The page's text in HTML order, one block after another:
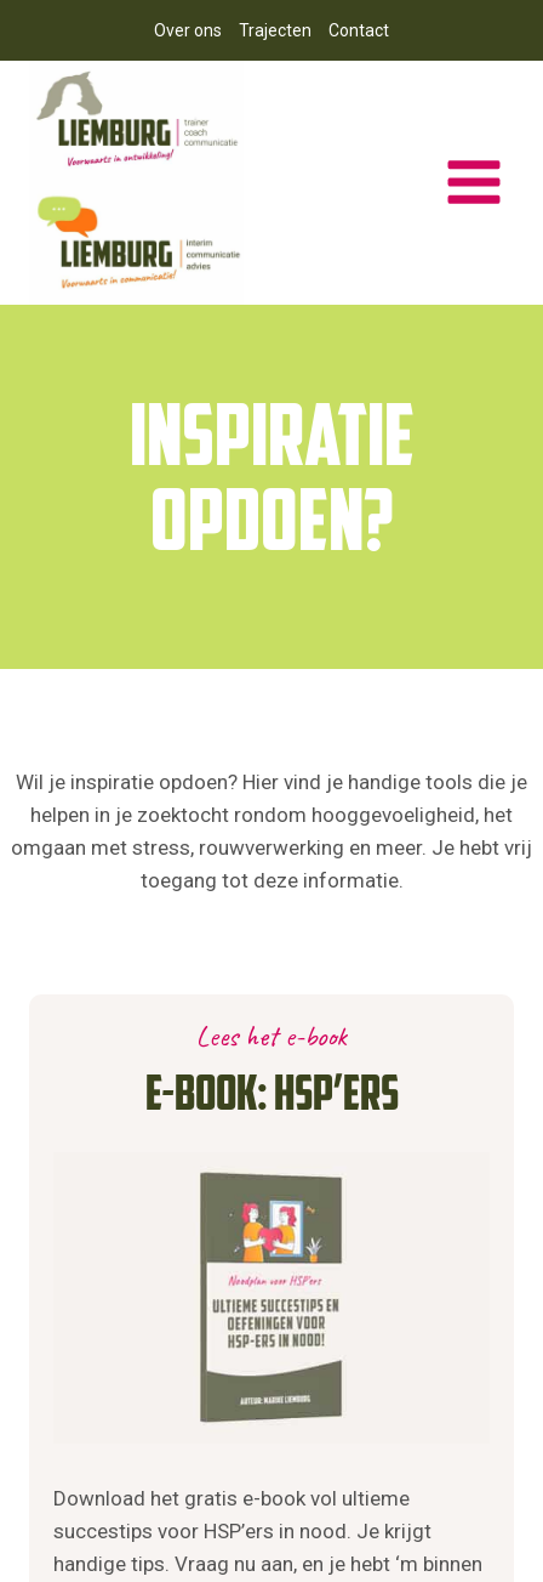
inhoud
Over ons Trajecten Contact
Inspiratie
opdoen?
Wil je inspiratie opdoen? Hier vind je handige tools die je
helpen in je zoektocht rondom hooggevoeligheid, het
omgaan met stress, rouwverwerking en meer. Je hebt vrij
toegang tot deze informatie.
Lees het e-book
E-Book: HSP’ers
Download het gratis e-book vol ultieme
succestips voor HSP’ers in nood. Je krijgt
handige tips. Vraag nu aan, en je hebt ‘m binnen